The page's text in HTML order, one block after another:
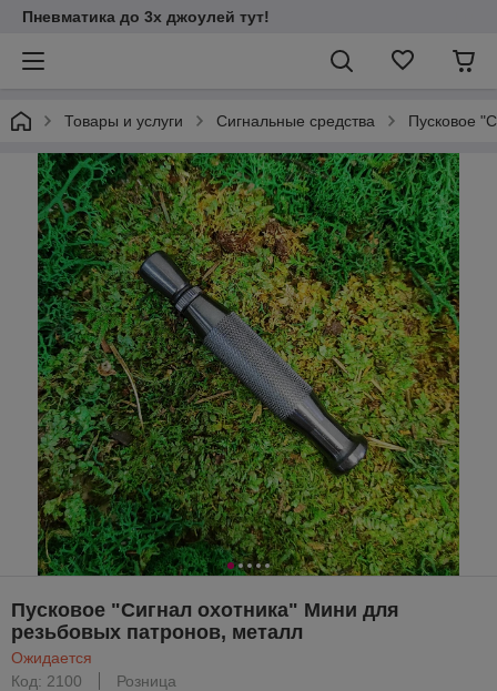
Пневматика до 3х джоулей тут!
Товары и услуги Сигнальные средства Пусковое
Пусковое "Сигнал охотника" Мини для
резьбовых патронов, металл
Ожидается
Код: 2100
Розница